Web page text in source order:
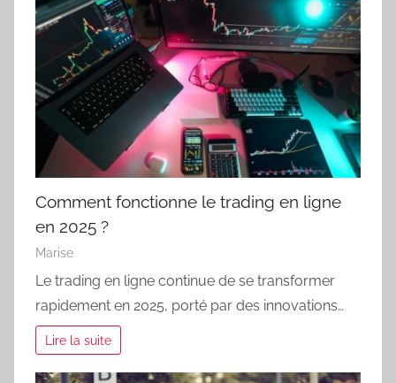
Comment fonctionne le trading en ligne
en 2025 ?
Marise
Le trading en ligne continue de se transformer
rapidement en 2025, porté par des innovations…
Lire la suite